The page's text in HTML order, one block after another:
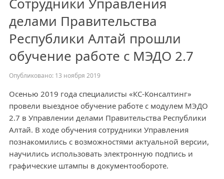
делами Правительства
Республики Алтай прошли
обучение работе с МЭДО 2.7
Опубликовано: 13 ноября 2019
Осенью 2019 года специалисты «КС-Консалтинг»
провели выездное обучение работе с модулем МЭДО
2.7 в Управлении делами Правительства Республики
Алтай. В ходе обучения сотрудники Управления
познакомились с возможностями актуальной версии,
научились использовать электронную подпись и
графические штампы в документообороте.